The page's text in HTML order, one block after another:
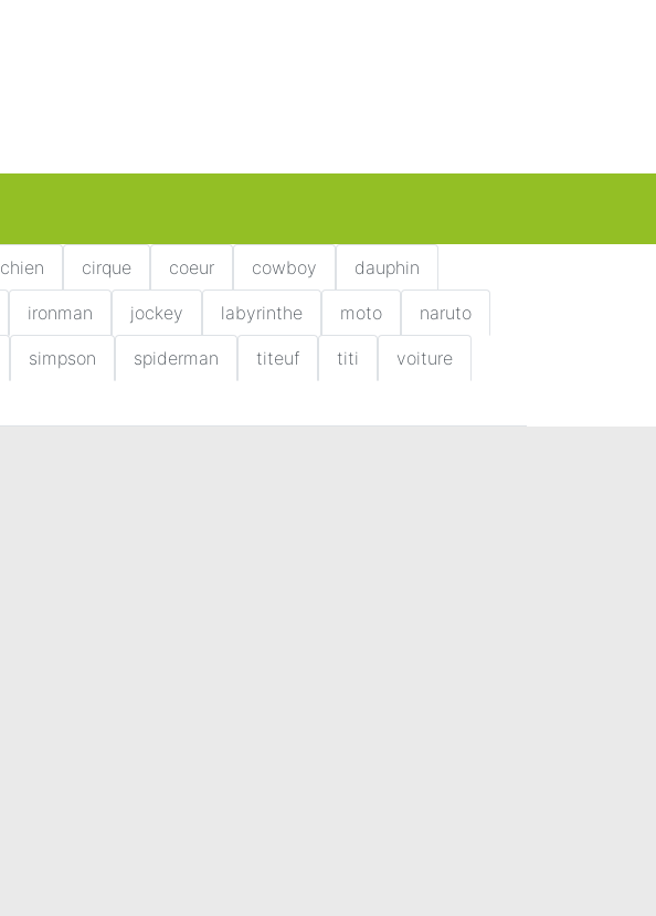
chien cirque coeur cowboy dauphin
ironman jockey labyrinthe moto naruto
simpson spiderman titeuf titi voiture